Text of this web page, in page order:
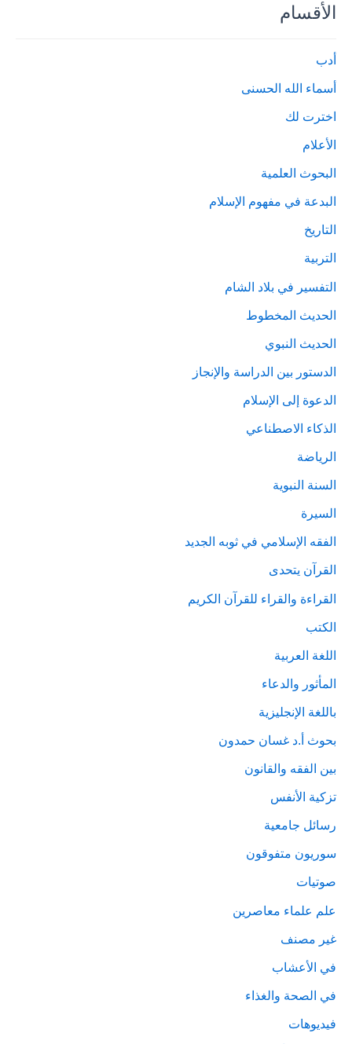
الأقسام
أدب
أسماء الله الحسنى
اخترت لك
الأعلام
البحوث العلمية
البدعة في مفهوم الإسلام
التاريخ
التربية
التفسير في بلاد الشام
الحديث المخطوط
الحديث النبوي
الدستور بين الدراسة والإنجاز
الدعوة إلى الإسلام
الذكاء الاصطناعي
الرياضة
السنة النبوية
السيرة
الفقه الإسلامي في ثوبه الجديد
القرآن يتحدى
القراءة والقراء للقرآن الكريم
الكتب
اللغة العربية
المأثور والدعاء
باللغة الإنجليزية
بحوث أ.د غسان حمدون
بين الفقه والقانون
تزكية الأنفس
رسائل جامعية
سوريون متفوقون
صوتيات
علم علماء معاصرين
غير مصنف
في الأعشاب
في الصحة والغذاء
فيديوهات